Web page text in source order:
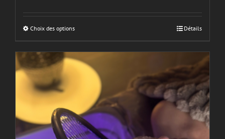
Choix des options Détails